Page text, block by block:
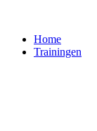
Home
Trainingen